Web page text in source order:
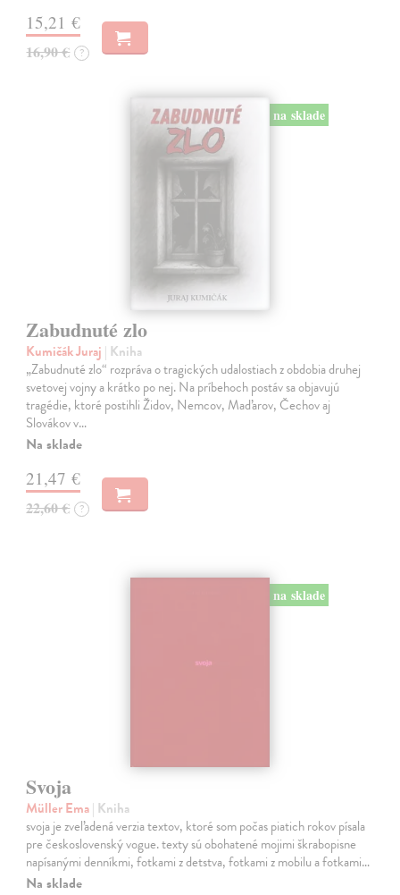
15,21 €
16,90 € ?
na sklade
Zabudnuté zlo
Kumičák Juraj | Kniha
„Zabudnuté zlo“ rozpráva o tragických udalostiach z obdobia druhej
svetovej vojny a krátko po nej. Na príbehoch postáv sa objavujú
tragédie, ktoré postihli Židov, Nemcov, Maďarov, Čechov aj
Slovákov v…
Na sklade
21,47 €
22,60 € ?
na sklade
Svoja
Müller Ema| Kniha
svoja je zveľadená verzia textov, ktoré som počas piatich rokov písala
pre československý vogue. texty sú obohatené mojimi škrabopisne
napísanými denníkmi, fotkami z detstva, fotkami z mobilu a fotkami…
Na sklade